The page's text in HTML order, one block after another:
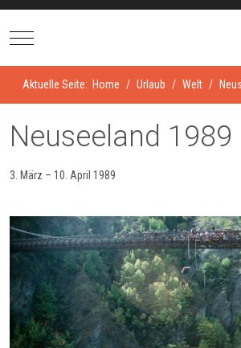
Mobile Menu Toggle
Aktuelle Seite: Home Urlaub Welt
Neuseeland 1989
3. März – 10. April 1989